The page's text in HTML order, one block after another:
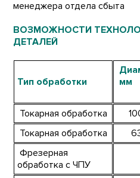
менеджера отдела сбыта
ВОЗМОЖНОСТИ
ДЕТАЛЕЙ
Тип обработки
мм
Токарная обработка
Токарная обработка
Фрезерная
обработка с ЧПУ